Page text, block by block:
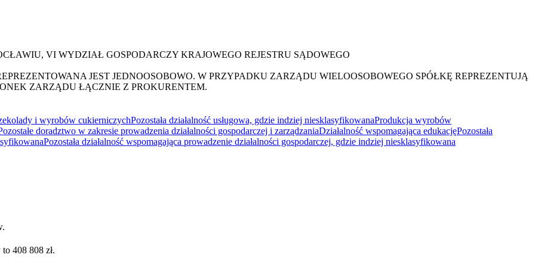
VI WYDZIAŁ GOSPODARCZY KRAJOWEGO REJESTRU SĄDOWEGO
JEST JEDNOOSOBOWO. W PRZYPADKU ZARZĄDU WIELOOSOBOWEGO SPÓŁKĘ REPREZENTUJĄ
ZARZĄDU ŁĄCZNIE Z PROKURENTEM.
i wyrobów cukierniczychPozostała działalność usługowa, gdzie indziej niesklasyfikowanaProdukcja wyrobów
doradztwo w zakresie prowadzenia działalności gospodarczej i zarządzaniaDziałalność wspomagająca edukacjęPozostała
Pozostała działalność wspomagająca prowadzenie działalności gospodarczej, gdzie indziej niesklasyfikowana
408 808 zł.